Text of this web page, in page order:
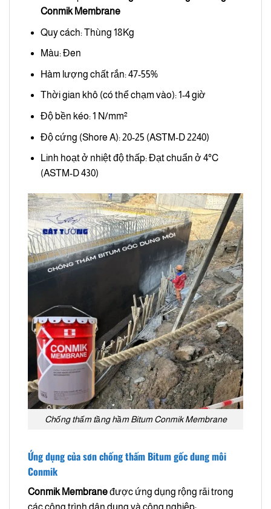
Conmik Membrane
Quy cách: Thùng 18Kg
Màu: Đen
Hàm lượng chất rắn: 47-55%
Thời gian khô (có thể chạm vào): 1-4 giờ
Độ bền kéo: 1 N/mm²
Độ cứng (Shore A): 20-25 (ASTM-D 2240)
Linh hoạt ở nhiệt độ thấp: Đạt chuẩn ở 4°C
(ASTM-D 430)
Chống thấm tầng hầm Bitum Conmik Membrane
Ứng dụng của sơn chống thấm Bitum gốc dung môi
Conmik
Conmik Membraneđược ứng dụng rộng rãi trong